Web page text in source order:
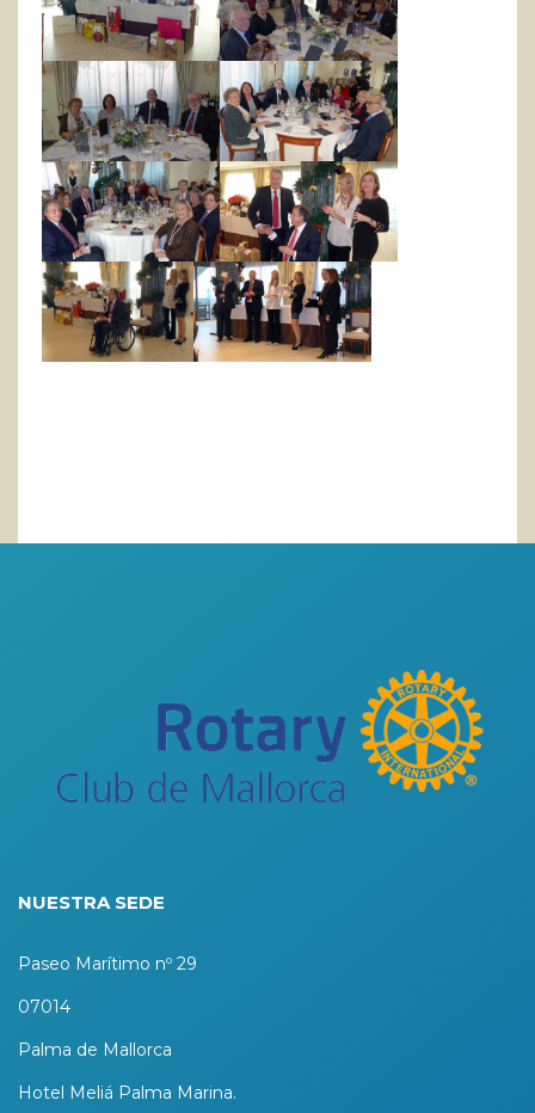
NUESTRA SEDE
Paseo Marítimo nº 29
07014
Palma de Mallorca
Hotel Meliá Palma Marina.